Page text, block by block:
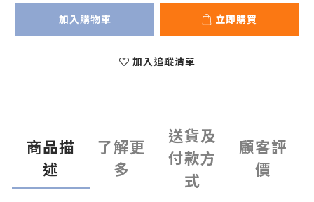
加入購物車 立即購買
加入追蹤清單
商品描
述
了解更
多
送貨及
付款方
式
顧客評
價